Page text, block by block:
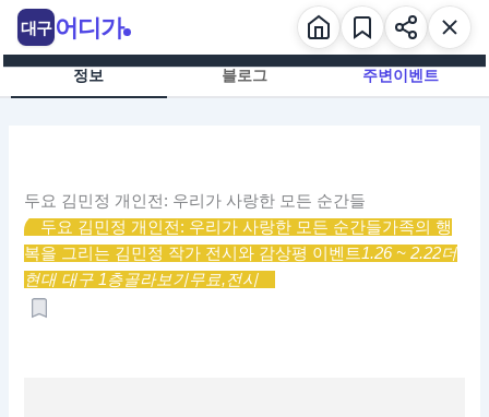
츠
정보 블로그 주변이벤트
두요 김민정 개인전: 우리가 사랑한 모든 순간들
두요 김민정 개인전: 우리가 사랑한 모든 순간들가족의 행
복을 그리는 김민정 작가 전시와 감상평 이벤트1.26 ~ 2.22더
현대 대구 1층골라보기무료,전시
대구 어디가